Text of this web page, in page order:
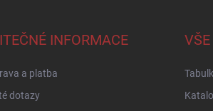
INFORMACE
a platba
dotazy